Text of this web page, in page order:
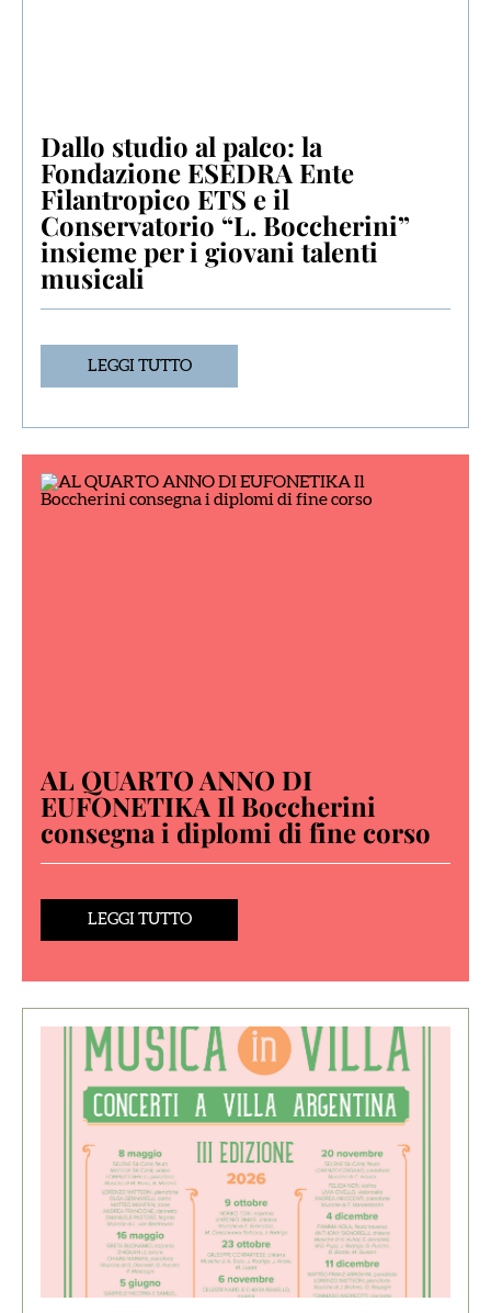
Dallo studio al palco: la
Fondazione ESEDRA Ente
Filantropico ETS e il
Conservatorio “L. Boccherini”
insieme per i giovani talenti
musicali
LEGGI TUTTO
AL QUARTO ANNO DI
EUFONETIKA Il Boccherini
consegna i diplomi di fine corso
LEGGI TUTTO